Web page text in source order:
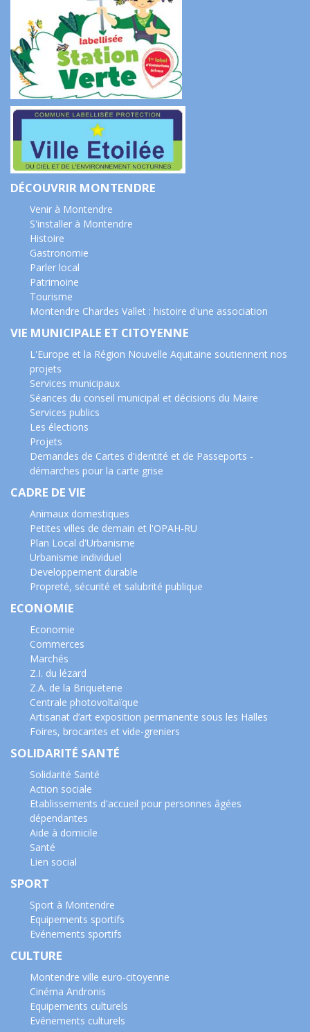
DÉCOUVRIR MONTENDRE
Venir à Montendre
S'installer à Montendre
Histoire
Gastronomie
Parler local
Patrimoine
Tourisme
Montendre Chardes Vallet : histoire d'une association
VIE MUNICIPALE ET CITOYENNE
L'Europe et la Région Nouvelle Aquitaine soutiennent nos
projets
Services municipaux
Séances du conseil municipal et décisions du Maire
Services publics
Les élections
Projets
Demandes de Cartes d'identité et de Passeports -
démarches pour la carte grise
CADRE DE VIE
Animaux domestiques
Petites villes de demain et l'OPAH-RU
Plan Local d'Urbanisme
Urbanisme individuel
Developpement durable
Propreté, sécurité et salubrité publique
ECONOMIE
Economie
Commerces
Marchés
Z.I. du lézard
Z.A. de la Briqueterie
Centrale photovoltaïque
Artisanat d’art exposition permanente sous les Halles
Foires, brocantes et vide-greniers
SOLIDARITÉ SANTÉ
Solidarité Santé
Action sociale
Etablissements d'accueil pour personnes âgées
dépendantes
Aide à domicile
Santé
Lien social
SPORT
Sport à Montendre
Equipements sportifs
Evénements sportifs
CULTURE
Montendre ville euro-citoyenne
Cinéma Andronis
Equipements culturels
Evénements culturels